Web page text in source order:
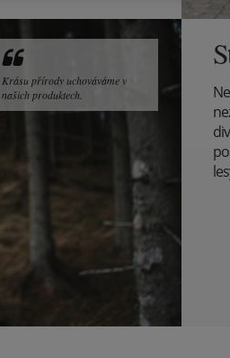
Krásu přírody uchováváme v
našich produktech.